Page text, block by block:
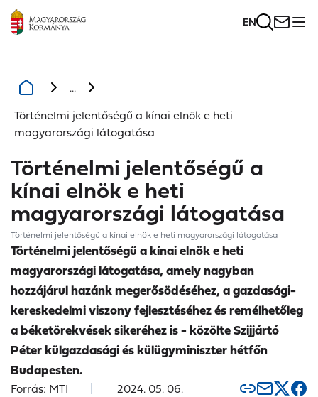
EN
...
Történelmi jelentőségű a kínai elnök e heti
magyarországi látogatása
Történelmi jelentőségű a
kínai elnök e heti
magyarországi látogatása
Történelmi jelentőségű a kínai elnök e heti magyarországi látogatása
Történelmi jelentőségű a kínai elnök e heti
magyarországi látogatása, amely nagyban
hozzájárul hazánk megerősödéséhez, a gazdasági-
kereskedelmi viszony fejlesztéséhez és remélhetőleg
a béketörekvések sikeréhez is - közölte Szijjártó
Péter külgazdasági és külügyminiszter hétfőn
Budapesten.
Forrás: MTI
2024. 05. 06.